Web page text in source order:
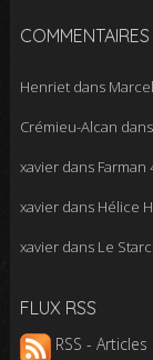
Henrietdans
Crémieu-Alcan dans
xavierdans Farman
xavierdans Hélice
xavierdans Le
FLUX RSS
RSS - Articles